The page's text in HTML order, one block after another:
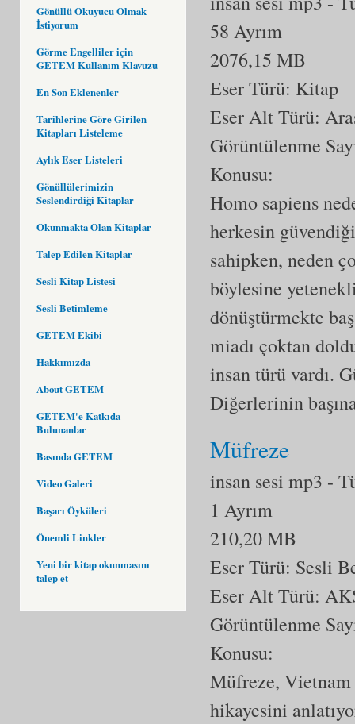
Gönüllü Okuyucu Olmak
İstiyorum
Görme Engelliler için
GETEM Kullanım Klavuzu
En Son Eklenenler
Tarihlerine Göre Girilen
Kitapları Listeleme
Aylık Eser Listeleri
Gönüllülerimizin
Seslendirdiği Kitaplar
Okunmakta Olan Kitaplar
Talep Edilen Kitaplar
Sesli Kitap Listesi
Sesli Betimleme
GETEM Ekibi
Hakkımızda
About GETEM
GETEM'e Katkıda
Bulunanlar
Basında GETEM
Video Galeri
Başarı Öyküleri
Önemli Linkler
Yeni bir kitap okunmasını
talep et
58 Ayrım
2076,15 MB
Eser Türü: Kitap
Eser Alt Türü:
Görüntülenme
Konusu:
Homo sapiens
herkesin
sahipken, neden
böylesine
dönüştürmekte
miadı çoktan
insan türü vardı.
Diğerlerinin
Müfreze
insan sesi mp3 -
1 Ayrım
210,20 MB
Eser Türü: Sesli
Eser Alt Türü:
Görüntülenme
Konusu:
Müfreze, Vietnam
hikayesini